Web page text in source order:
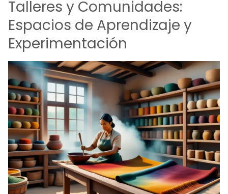
Talleres y Comunidades:
Espacios de Aprendizaje y
Experimentación